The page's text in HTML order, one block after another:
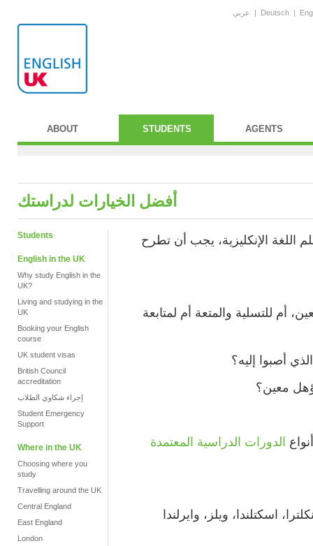
عربي | Deutsch |
ABOUT STUDENTS AGENTS
أفضل الخيارات لدراستك
Students
English in the UK
Why study English in the
UK?
Living and studying in the
UK
Booking your English
course
UK student visas
British Council
accreditation
إجراء شكاوي الطلاب
Student Emergency
Support
Where in the UK
Choosing where you
study
Travelling around the UK
Central England
East England
London
اللغة الإنكليزية، يجب أن تطرح
أم للتسلية والمتعة أم لمتابعة
أصبوا إليه؟
معين؟
الدورات الدراسية المعتمدة
اسكتلندا، ويلز، وايرلندا